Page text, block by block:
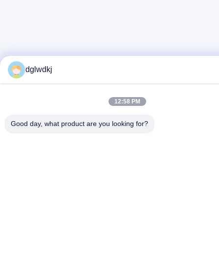
dglwdkj
12:58 PM
Good day, what product are you looking for?